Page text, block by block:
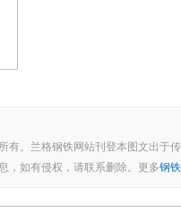
有。兰格钢铁网站刊登本图文出于
，如有侵权，请联系删除。更多钢